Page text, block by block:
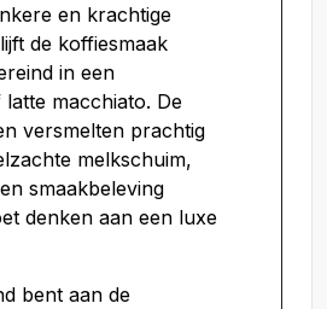
en krachtige
de koffiesmaak
in een
macchiato. De
versmelten prachtig
melkschuim,
smaakbeleving
denken aan een luxe
bent aan de